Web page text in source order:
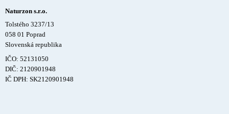
Naturzon s.r.o.
Tolstého 3237/13
058 01 Poprad
Slovenská republika
IČO: 52131050
DIČ: 2120901948
IČ DPH: SK2120901948